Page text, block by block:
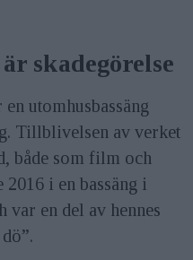
skadegörelse
utomhusbassäng
Tillblivelsen av verket
både som film och
i en bassäng i
var en del av hennes